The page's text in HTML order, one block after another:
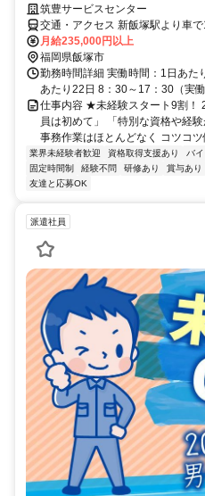
筑豊サービスセンター
交通・アクセス 新飯塚駅より車
月給235,000円以上
福岡県飯塚市
勤務時間詳細 実働時間：1日あた
あたり22日 8：30～17：30（実働
仕事内容 ★未経験スタート9割！
員は初めて」 「特別な資格や経
事務作業はほとんどなく コツコツ
業界未経験者歓迎 資格取得支援あり バ
固定時間制
経験不問 研修あり 賞与あり
友達と応募OK
派遣社員